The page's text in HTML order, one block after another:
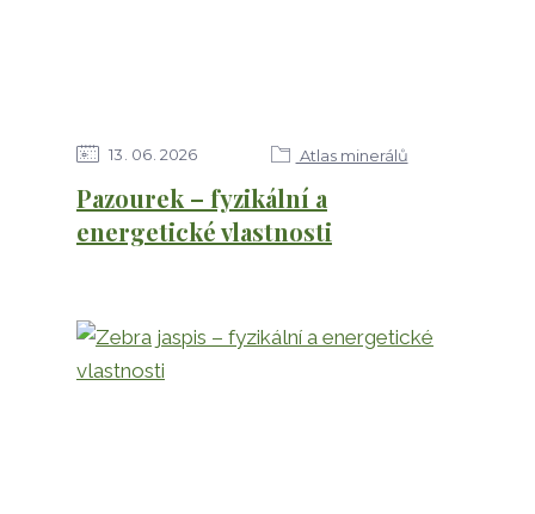
13 06 2026 Atlas minerálů
Pazourek – fyzikální a
energetické vlastnosti